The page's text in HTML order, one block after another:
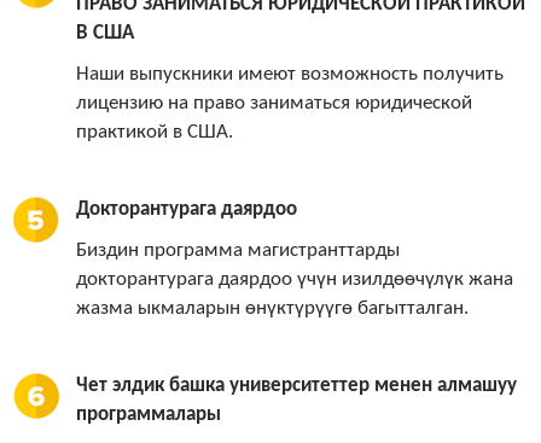
ПРАВО ЗАНИМАТЬСЯ ЮРИДИЧЕСКОЙ ПРАКТИКОЙ
В США
Наши выпускники имеют возможность получить
лицензию на право заниматься юридической
практикой в США.
Докторантурага даярдоо
Биздин программа магистранттарды
докторантурага даярдоо үчүн изилдөөчүлүк жана
жазма ыкмаларын өнүктүрүүгө багытталган.
Чет элдик башка университеттер менен алмашуу
программалары